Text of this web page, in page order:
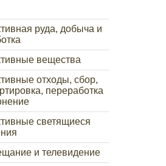
руда, добыча и
вещества
отходы, сбор,
переработка
светящиеся
и телевидение